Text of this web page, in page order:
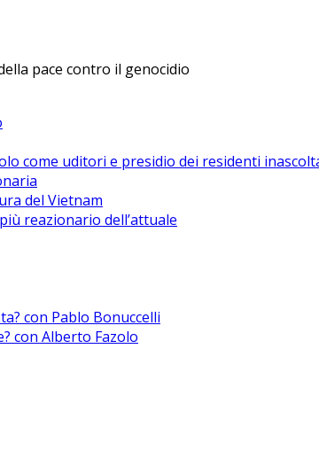
pace contro il genocidio
come uditori e presidio dei residenti
del Vietnam
reazionario dell’attuale
con Pablo Bonuccelli
con Alberto Fazolo